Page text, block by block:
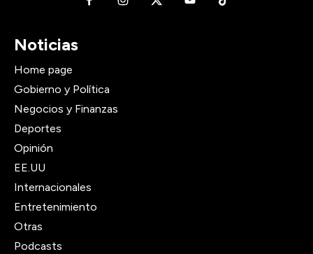
Noticias
Home page
Gobierno y Política
Negocios y Finanzas
Deportes
Opinión
EE.UU
Internacionales
Entretenimiento
Otras
Podcasts